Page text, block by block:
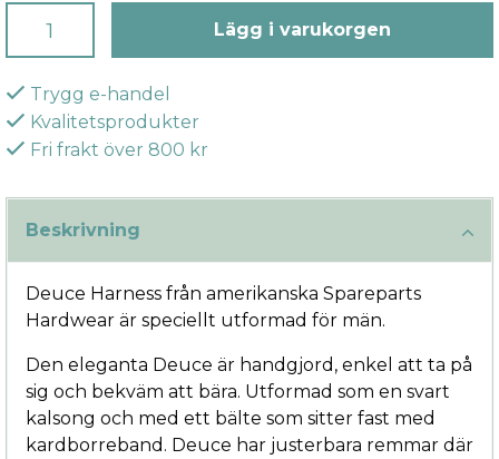
Lägg i varukorgen
Trygg e-handel
Kvalitetsprodukter
Fri frakt över 800 kr
Beskrivning
Deuce Harness från amerikanska Spareparts
Hardwear är speciellt utformad för män.
Den eleganta Deuce är handgjord, enkel att ta på
sig och bekväm att bära. Utformad som en svart
kalsong och med ett bälte som sitter fast med
kardborreband. Deuce har justerbara remmar där